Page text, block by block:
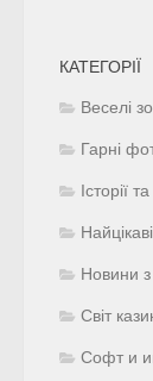
КАТЕГОРІЇ
Веселі
Гарні
Історії
Новини
Світ
Софт и